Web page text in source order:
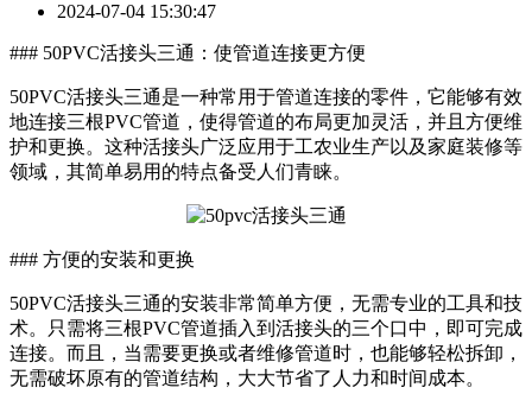
2024-07-04 15:30:47
### 50PVC活接头三通：使管道连接更方便
50PVC活接头三通是一种常用于管道连接的零件，它能够有效
地连接三根PVC管道，使得管道的布局更加灵活，并且方便维
护和更换。这种活接头广泛应用于工农业生产以及家庭装修等
领域，其简单易用的特点备受人们青睐。
### 方便的安装和更换
50PVC活接头三通的安装非常简单方便，无需专业的工具和技
术。只需将三根PVC管道插入到活接头的三个口中，即可完成
连接。而且，当需要更换或者维修管道时，也能够轻松拆卸，
无需破坏原有的管道结构，大大节省了人力和时间成本。